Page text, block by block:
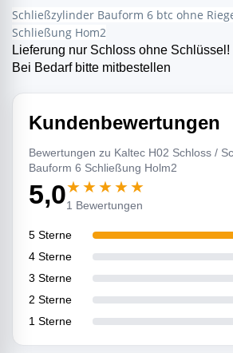
Schließzylinder Bauform 6 btc ohne
Schließung Hom2
Lieferung nur Schloss ohne Schlüssel!
Bei Bedarf bitte mitbestellen
Kundenbewertungen
Bewertungen zu Kaltec H02 Schloss /
Bauform 6 Schließung Holm2
5,0★★★★★
1 Bewertungen
5 Sterne
4 Sterne
3 Sterne
2 Sterne
1 Sterne